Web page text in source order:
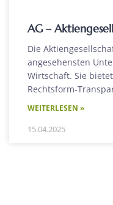
AG –
Die
angesehensten
Wirtschaft. Sie
Rechtsform-
WEITERLESEN »
15.04.2025